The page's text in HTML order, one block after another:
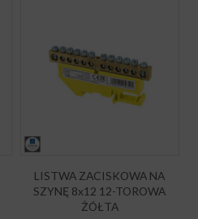
LISTWA ZACISKOWA NA
SZYNĘ 8x12 12-TOROWA
ŻÓŁTA